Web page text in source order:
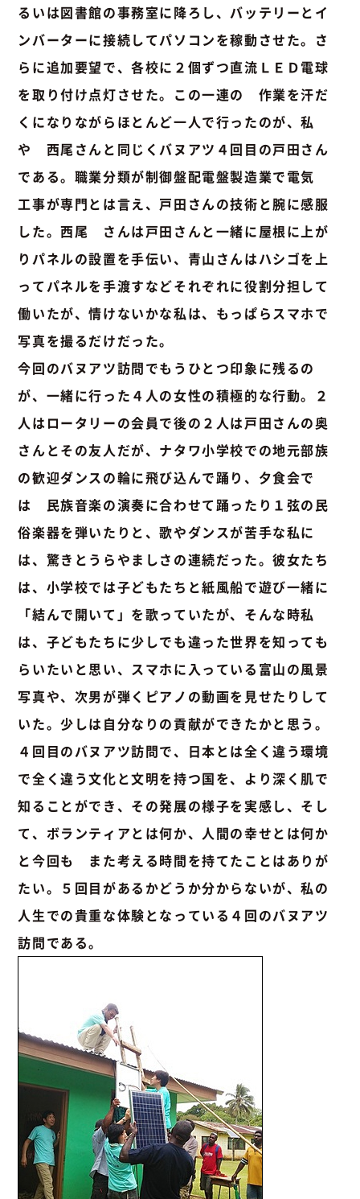
るいは図書館の事務室に降ろし、バッテリーとイ
ンバーターに接続してパソコンを稼動させた。さ
らに追加要望で、各校に２個ずつ直流ＬＥＤ電球
を取り付け点灯させた。この一連の 作業を汗だ
くになりながらほとんど一人で行ったのが、私
や 西尾さんと同じくバヌアツ４回目の戸田さん
である。職業分類が制御盤配電盤製造業で電気
工事が専門とは言え、戸田さんの技術と腕に感服
した。西尾 さんは戸田さんと一緒に屋根に上が
りパネルの設置を手伝い、青山さんはハシゴを上
ってパネルを手渡すなどそれぞれに役割分担して
働いたが、情けないかな私は、もっぱらスマホで
写真を撮るだけだった。
今回のバヌアツ訪問でもうひとつ印象に残るの
が、一緒に行った４人の女性の積極的な行動。２
人はロータリーの会員で後の２人は戸田さんの奥
さんとその友人だが、ナタワ小学校での地元部族
の歓迎ダンスの輪に飛び込んで踊り、夕食会で
は 民族音楽の演奏に合わせて踊ったり１弦の民
俗楽器を弾いたりと、歌やダンスが苦手な私に
は、驚きとうらやましさの連続だった。彼女たち
は、小学校では子どもたちと紙風船で遊び一緒に
「結んで開いて」を歌っていたが、そんな時私
は、子どもたちに少しでも違った世界を知っても
らいたいと思い、スマホに入っている富山の風景
写真や、次男が弾くピアノの動画を見せたりして
いた。少しは自分なりの貢献ができたかと思う。
４回目のバヌアツ訪問で、日本とは全く違う環境
で全く違う文化と文明を持つ国を、より深く肌で
知ることができ、その発展の様子を実感し、そし
て、ボランティアとは何か、人間の幸せとは何か
と今回も また考える時間を持てたことはありが
たい。５回目があるかどうか分からないが、私の
人生での貴重な体験となっている４回のバヌアツ
訪問である。